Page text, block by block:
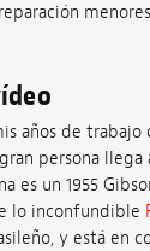
años de
persona llega
es un 1955
lo inconfundible
y está en